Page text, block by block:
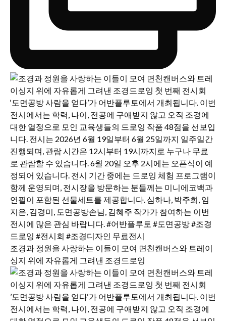
조경과 정원을 사랑하는 이들이 모여 면천캔버스와 트레이
싱지 위에 자유롭게 그려낸 조경드로잉